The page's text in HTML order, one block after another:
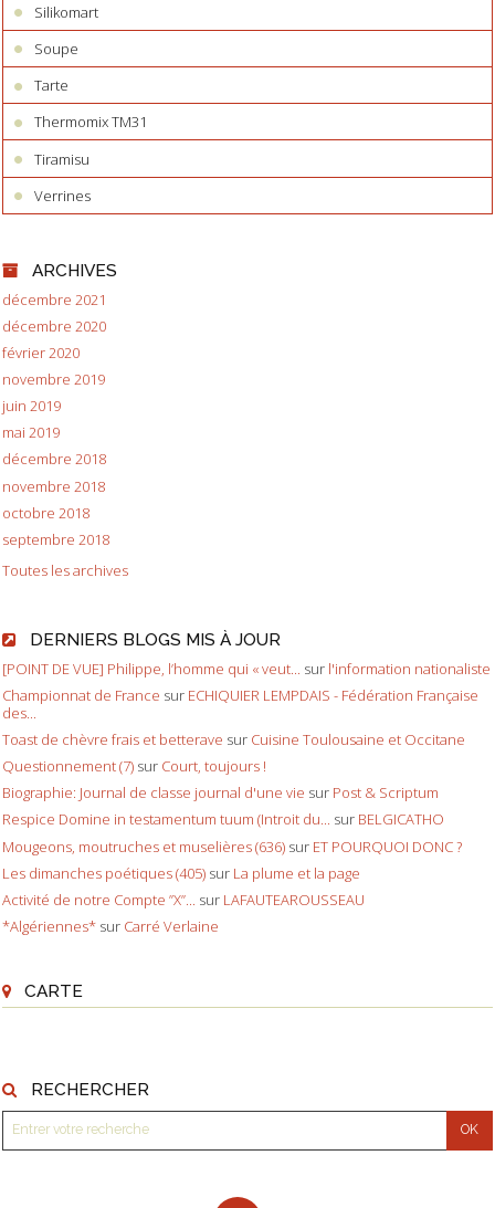
Silikomart
Soupe
Tarte
Thermomix TM31
Tiramisu
Verrines
ARCHIVES
décembre 2021
décembre 2020
février 2020
novembre 2019
juin 2019
mai 2019
décembre 2018
novembre 2018
octobre 2018
septembre 2018
Toutes les archives
DERNIERS BLOGS MIS À JOUR
[POINT DE VUE] Philippe, l’homme qui « veut... sur l'information nationaliste
Championnat de France sur ECHIQUIER LEMPDAIS - Fédération Française
des...
Toast de chèvre frais et betterave sur Cuisine Toulousaine et Occitane
Questionnement (7) sur Court, toujours !
Biographie: Journal de classe journal d'une vie sur Post & Scriptum
Respice Domine in testamentum tuum (Introit du... sur BELGICATHO
Mougeons, moutruches et muselières (636) sur ET POURQUOI DONC ?
Les dimanches poétiques (405) sur La plume et la page
Activité de notre Compte ”X”... sur LAFAUTEAROUSSEAU
*Algériennes* sur Carré Verlaine
CARTE
RECHERCHER